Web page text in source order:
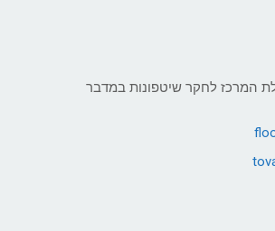
המרכז לחקר שיטפונות במדבר